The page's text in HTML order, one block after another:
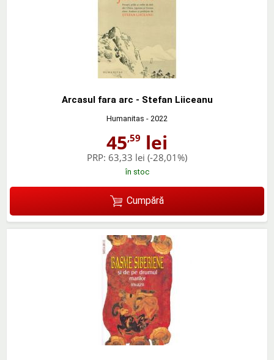
Arcasul fara arc - Stefan Liiceanu
Humanitas - 2022
45,59 lei
PRP: 63,33 lei (-28,01%)
în stoc
Cumpără